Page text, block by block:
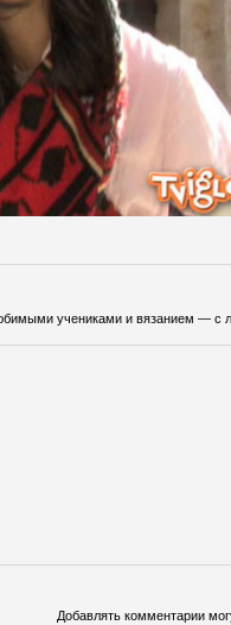
учениками и вязанием — с
Добавлять комментарии